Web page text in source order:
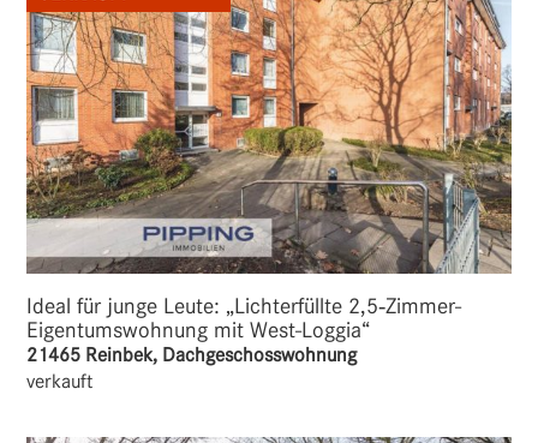
Ideal für junge Leute: „Lichterfüllte 2,5‑Zimmer-
Eigentumswohnung mit West-Loggia“
21465 Reinbek, Dachgeschosswohnung
verkauft